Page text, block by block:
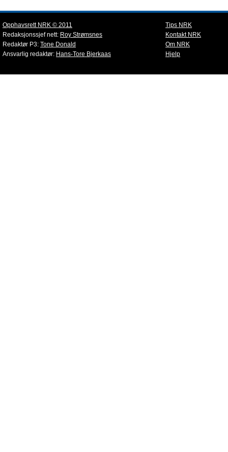
Opphavsrett NRK © 2011
Redaksjonssjef nett: Roy Strømsnes
Redaktør P3: Tone Donald
Ansvarlig redaktør: Hans-Tore Bjerkaas
Tips NRK
Kontakt NRK
Om NRK
Hjelp